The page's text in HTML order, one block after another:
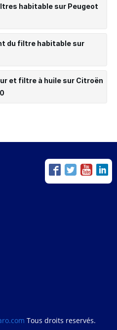
habitable sur Peugeot
du filtre habitable sur
et filtre à huile sur Citroën
Tous droits reservés.